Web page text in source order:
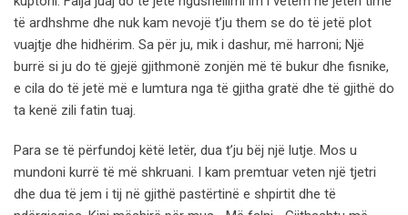
të ardhshme dhe nuk kam nevojë t’ju them se do të jetë plot
vuajtje dhe hidhërim. Sa për ju, mik i dashur, më harroni; Një
burrë si ju do të gjejë gjithmonë zonjën më të bukur dhe fisnike,
e cila do të jetë më e lumtura nga të gjitha gratë dhe të gjithë do
ta kenë zili fatin tuaj.
Para se të përfundoj këtë letër, dua t’ju bëj një lutje. Mos u
mundoni kurrë të më shkruani. I kam premtuar veten një tjetri
dhe dua të jem i tij në gjithë pastërtinë e shpirtit dhe të